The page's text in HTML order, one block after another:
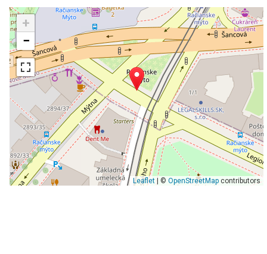
+
−
Leaflet| © OpenStreetMapcontributors